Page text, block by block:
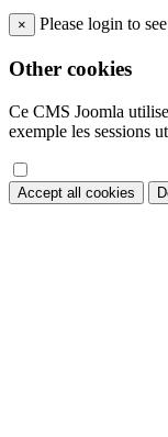
× Please login to
Other cookies
Ce CMS Joomla
exemple les sessions
Accept all cookies